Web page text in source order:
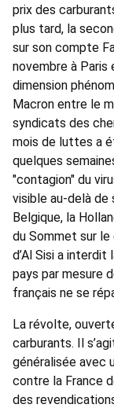
prix des
plus tard, la
sur son compte
novembre à
dimension
Macron entre le
syndicats des
mois de luttes a
quelques
"contagion" du
visible au-delà de
Belgique, la
du Sommet sur
d’Al Sisi a
pays par mesure
français ne se
La révolte,
carburants. Il
généralisée avec
contre la France
des